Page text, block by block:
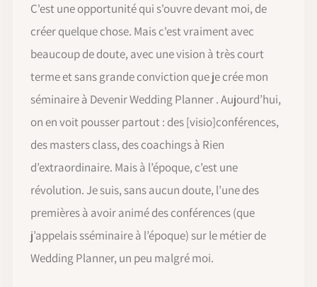
C'est une opportunité qui s'ouvre devant moi, de
créer quelque chose. Mais c'est vraiment avec
beaucoup de doute, avec une vision à très court
terme et sans grande conviction que je crée mon
séminaire à Devenir Wedding Planner . Aujourd’hui,
on en voit pousser partout : des [visio]conférences,
des masters class, des coachings à Rien
d’extraordinaire. Mais à l’époque, c’est une
révolution. Je suis, sans aucun doute, l’une des
premières à avoir animé des conférences (que
j’appelais sséminaire à l’époque) sur le métier de
Wedding Planner, un peu malgré moi.